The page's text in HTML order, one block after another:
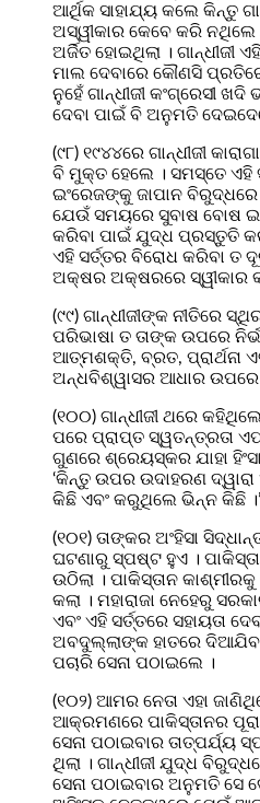
ଆର୍ଥିକ ସାହାଯ୍ୟ କଲେ କିନ୍ତୁ
ଅସ୍ୱୀକାର କେବେ କରି
ଅର୍ଜିତ ହୋଇଥିଲା । ଗାନ୍ଧୀଜୀ
ମାଲ ଦେବାରେ କୌଣସି
ନୁହେଁ ଗାନ୍ଧୀଜୀ କଂଗ୍ରେସୀ
ଦେବା ପାଇଁ ବି ଅନୁମତି
(୯୮) ୧୯୪୪ରେ ଗାନ୍ଧୀଜୀ
ବି ମୁକ୍ତ ହେଲେ । ସମସ୍ତେ ଏହି
ଇଂରେଜଙ୍କୁ ଜାପାନ ବିରୁଦ୍ଧରେ
ଯେଉଁ ସମୟରେ ସୁବାଷ ବୋଷ
କରିବା ପାଇଁ ଯୁଦ୍ଧ ପ୍ରସ୍ତୁତି
ଏହି ସର୍ତ୍ତର ବିରୋଧ କରିବା ତ
ଅକ୍ଷର ଅକ୍ଷରରେ ସ୍ୱୀକାର
(୯୯) ଗାନ୍ଧୀଜୀଙ୍କ ନୀତିରେ
ପରିଭାଷା ତ ତାଙ୍କ ଉପରେ
ଆତ୍ମଶକ୍ତି, ବ୍ରତ, ପ୍ରାର୍ଥନା
ଅନ୍ଧବିଶ୍ୱାସର ଆଧାର ଉପରେ
(୧୦୦) ଗାନ୍ଧୀଜୀ ଥରେ
ପରେ ପ୍ରାପ୍ତ ସ୍ୱତନ୍ତ୍ରତା
ଗୁଣରେ ଶ୍ରେୟସ୍କର ଯାହା
‘କିନ୍ତୁ ଉପର ଉଦାହରଣ
କିଛି ଏବଂ କରୁଥିଲେ ଭିନ୍ନ କିଛି ।’
(୧୦୧) ତାଙ୍କର ଅଂହିସା
ଘଟଣାରୁ ସ୍ପଷ୍ଟ ହୁଏ ।
ଉଠିଲା । ପାକିସ୍ତାନ
କଲା । ମହାରାଜା ନେହେରୁ
ଏବଂ ଏହି ସର୍ତ୍ତରେ ସହାୟତା
ଅବଦୁଲ୍ଲାଙ୍କ ହାତରେ ଦିଆଯିବ
ପଚାରି ସେନା ପଠାଇଲେ ।
(୧୦୨) ଆମର ନେତା ଏହା
ଆକ୍ରମଣରେ ପାକିସ୍ତାନର
ସେନା ପଠାଇବାର ତାତ୍ପର୍ଯ୍ୟ
ଥିଲା । ଗାନ୍ଧୀଜୀ ଯୁଦ୍ଧ
ସେନା ପଠାଇବାର ଅନୁମତି ସେ